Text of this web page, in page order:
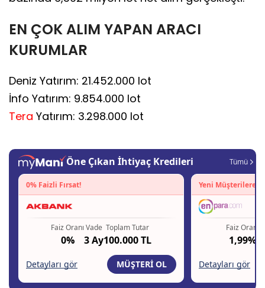
EN ÇOK ALIM YAPAN ARACI
KURUMLAR
Deniz Yatırım: 21.452.000 lot
İnfo Yatırım: 9.854.000 lot
Tera Yatırım: 3.298.000 lot